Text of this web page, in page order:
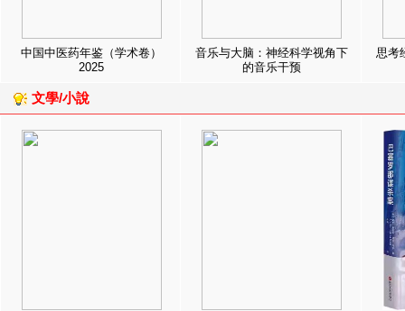
中国中医药年鉴（学术卷）
2025
音乐与大脑：神经科学视角下
的音乐干预
思考
文學/小說